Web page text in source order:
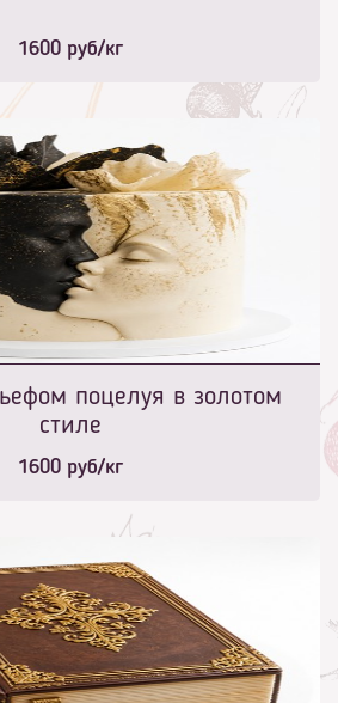
1600 руб/кг
поцелуя в золотом
стиле
1600 руб/кг